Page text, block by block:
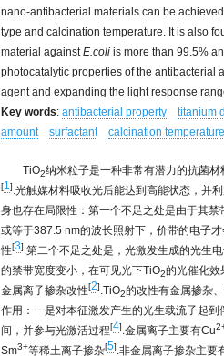
nano-antibacterial materials can be
type and calcination temperature. It is also
material againstE.coli is more than 99.5%
photocatalytic properties of the antibacterial
agent and expanding the light response
Key words: antibacterial property titanium
amount
surfactant calcination temperature
TiO2纳米粒子是一种非常有潜力的抗菌
[1].光触媒材料吸收光后能达到高能状态，并
身也存在局限性：第一个不足之处是由于其
或等于387.5 nm的波长照射下，价带的电子
性[3].第二个不足之处是，光激发生成的光生
的禁带宽度变小，在可见光下TiO2的光催化效
金属离子掺杂改性[2].TiO2的改性有金属掺杂
作用：一是对本征激发产生的光生载流子起
间，并参与光激活过程[4].金属离子主要有Cu
Sm3+等稀土离子掺杂[5].非金属离子掺杂主要